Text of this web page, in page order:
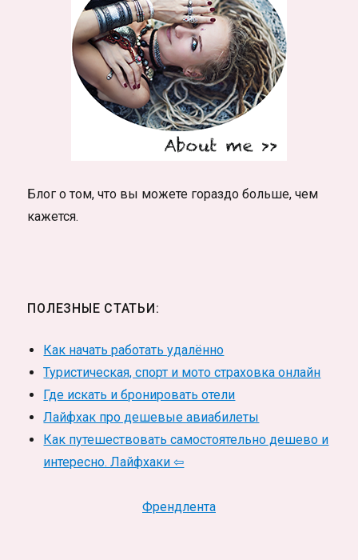
Блог о том, что вы можете гораздо больше, чем
кажется.
ПОЛЕЗНЫЕ СТАТЬИ:
Как начать работать удалённо
Туристическая, спорт и мото страховка онлайн
Где искать и бронировать отели
Лайфхак про дешевые авиабилеты
Как путешествовать самостоятельно дешево и
интересно. Лайфхаки ⇦
Френдлента